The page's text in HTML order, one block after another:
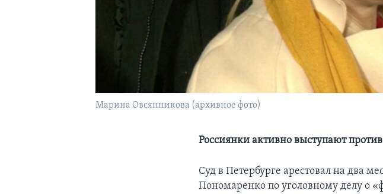
Марина Овсянникова (архивное фото)
Россиянки активно выступают
Суд в Петербурге арестовал на два
Пономаренко по уголовному делу о